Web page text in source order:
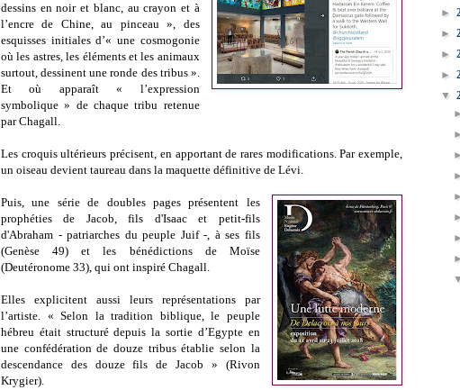
dessins en noir et blanc, au crayon et à
l’encre de Chine, au pinceau », des
esquisses initiales d’« une cosmogonie
où les astres, les éléments et les animaux
surtout, dessinent une ronde des tribus ».
Et où apparaît « l’expression
symbolique » de chaque tribu retenue
par Chagall.
Les croquis ultérieurs précisent, en apportant de rares modifications. Par exemple,
un oiseau devient taureau dans la maquette définitive de Lévi.
Puis, une série de doubles pages présentent les
prophéties de Jacob, fils d'Isaac et petit-fils
d'Abraham - patriarches du peuple Juif -, à ses fils
(Genèse 49) et les bénédictions de Moïse
(Deutéronome 33), qui ont inspiré Chagall.
Elles explicitent aussi leurs représentations par
l’artiste. « Selon la tradition biblique, le peuple
hébreu était structuré depuis la sortie d’Egypte en
une confédération de douze tribus établie selon la
descendance des douze fils de Jacob » (Rivon
Krygier).
►
►
►
►
▼